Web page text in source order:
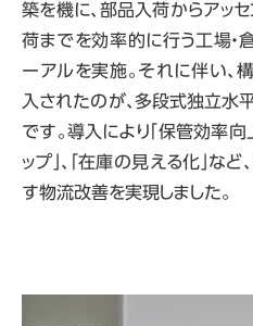
築を機に、部品入荷からアッ
荷までを効率的に行う工場・
ーアルを実施。それに伴い、
入されたのが、多段式独立水平
です。導入により「保管効率向
ップ」､「在庫の見える化」な
す物流改善を実現しました。